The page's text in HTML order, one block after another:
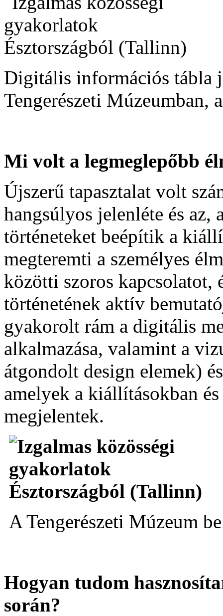
Digitális információs tábla
Tengerészeti Múzeumban,
Mi volt a legmeglepőbb
Újszerű tapasztalat volt
hangsúlyos jelenléte és az,
történeteket beépítik a
megteremti a személyes
közötti szoros kapcsolatot,
történetének aktív
gyakorolt rám a digitális
alkalmazása, valamint a
átgondolt design elemek)
amelyek a kiállításokban
megjelentek.
A Tengerészeti Múzeum
Hogyan tudom
során?